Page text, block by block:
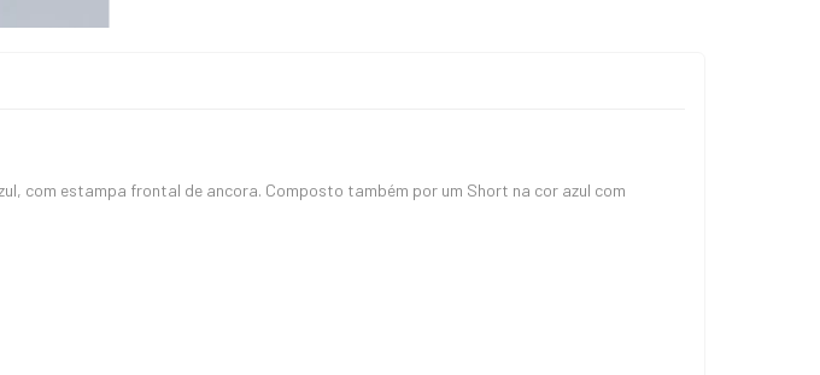
com estampa frontal de ancora. Composto também por um Short na cor azul com